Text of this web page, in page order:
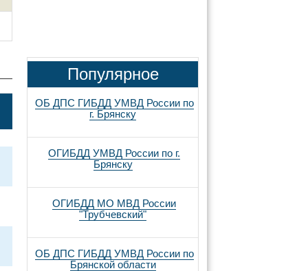
Популярное
ОБ ДПС ГИБДД УМВД России по
г. Брянску
ОГИБДД УМВД России по г.
Брянску
ОГИБДД МО МВД России
"Трубчевский"
ОБ ДПС ГИБДД УМВД России по
Брянской области